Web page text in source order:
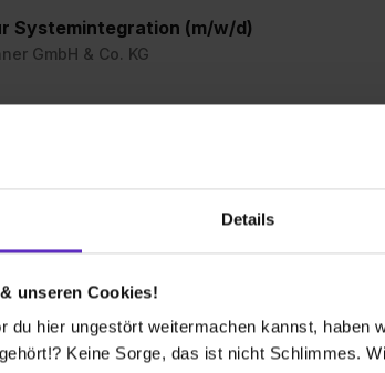
Details
unseren Cookies!
du hier ungestört weitermachen kannst, haben
Keine Sorge, das ist nicht Schlimmes.
Systemintegration (m/w/d)
GmbH & Co. KG
Steuern, Wirtschaftsrecht - Accounting
1 freier Platz